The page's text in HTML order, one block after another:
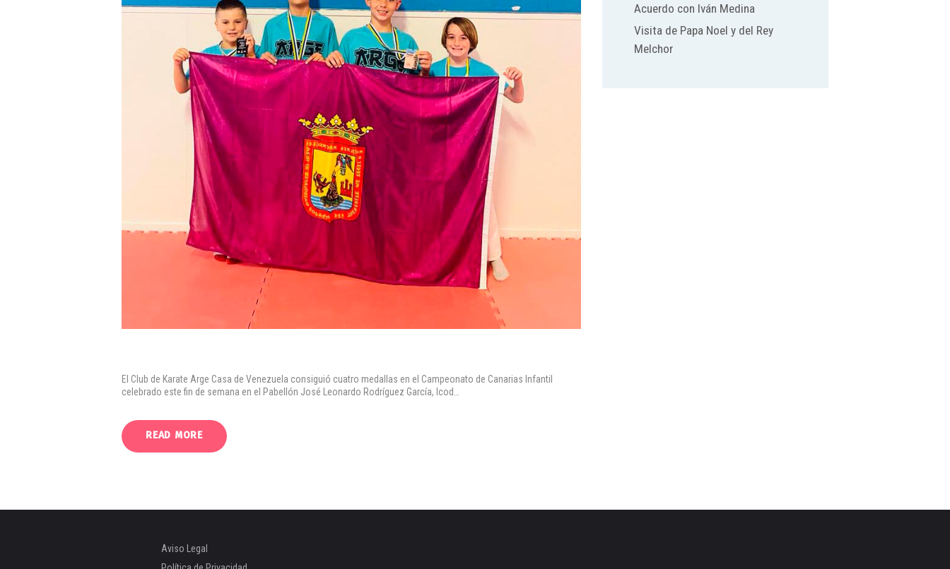
El Club de Karate Arge Casa de Venezuela consiguió cuatro medallas en el Campeonato de Canarias Infantil
celebrado este fin de semana en el Pabellón José Leonardo Rodríguez García, Icod…
READ MORE
Acuerdo con Iván Medina
Visita de Papa Noel y del Rey
Melchor
Aviso Legal